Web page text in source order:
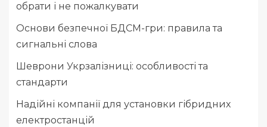
обрати і не пожалкувати
Основи безпечної БДСМ-гри: правила та
сигнальні слова
Шеврони Укрзалізниці: особливості та
стандарти
Надійні компанії для установки гібридних
електростанцій